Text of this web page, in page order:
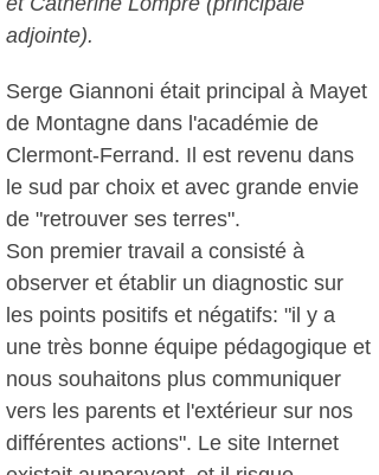
adjointe).
Serge Giannoni était principal à Mayet
de Montagne dans l'académie de
Clermont-Ferrand. Il est revenu dans
le sud par choix et avec grande envie
de "retrouver ses terres".
Son premier travail a consisté à
observer et établir un diagnostic sur
les points positifs et négatifs: "il y a
une très bonne équipe pédagogique et
nous souhaitons plus communiquer
vers les parents et l'extérieur sur nos
différentes actions". Le site Internet